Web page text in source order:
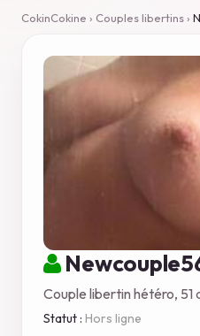
CokinCokine › Couples libertins›
Couple libertin hétéro, 51
Statut : Hors ligne